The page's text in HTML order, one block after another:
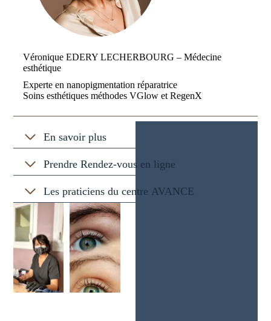
Véronique EDERY LECHERBOURG – Médecine
esthétique
Experte en nanopigmentation réparatrice
Soins esthétiques méthodes VGlow et RegenX
En savoir plus
Prendre Rendez-vous en ligne
Les praticiens du centre AVANCE